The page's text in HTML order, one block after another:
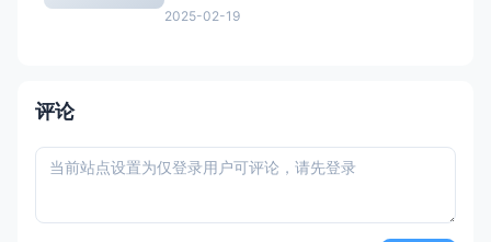
CDN 节点 仅供 TCP-Ping 使用，不要使用
2025-02-19
评论